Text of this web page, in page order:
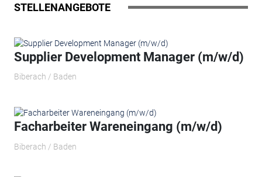
STELLENANGEBOTE
Supplier Development Manager (m/w/d)
Biberach / Baden
Facharbeiter Wareneingang (m/w/d)
Biberach / Baden